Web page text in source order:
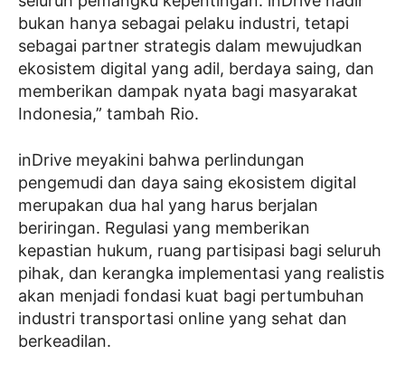
bukan hanya sebagai pelaku industri, tetapi
sebagai partner strategis dalam mewujudkan
ekosistem digital yang adil, berdaya saing, dan
memberikan dampak nyata bagi masyarakat
Indonesia,” tambah Rio.
inDrive meyakini bahwa perlindungan
pengemudi dan daya saing ekosistem digital
merupakan dua hal yang harus berjalan
beriringan. Regulasi yang memberikan
kepastian hukum, ruang partisipasi bagi seluruh
pihak, dan kerangka implementasi yang realistis
akan menjadi fondasi kuat bagi pertumbuhan
industri transportasi online yang sehat dan
berkeadilan.